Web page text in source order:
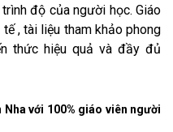
độ của người học. Giáo
, tài liệu tham khảo phong
thức hiệu quả và đầy đủ
với 100% giáo viên người